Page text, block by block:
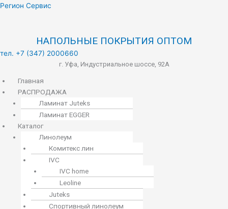
Регион Сервис
НАПОЛЬНЫЕ ПОКРЫТИЯ ОПТОМ
тел. +7 (347) 2000660
г. Уфа, Индустриальное шоссе, 92А
Меню
Главная
РАСПРОДАЖА
Ламинат Juteks
Ламинат EGGER
Каталог
Линолеум
Комитекс лин
IVC
IVC home
Leoline
Juteks
Спортивный линолеум